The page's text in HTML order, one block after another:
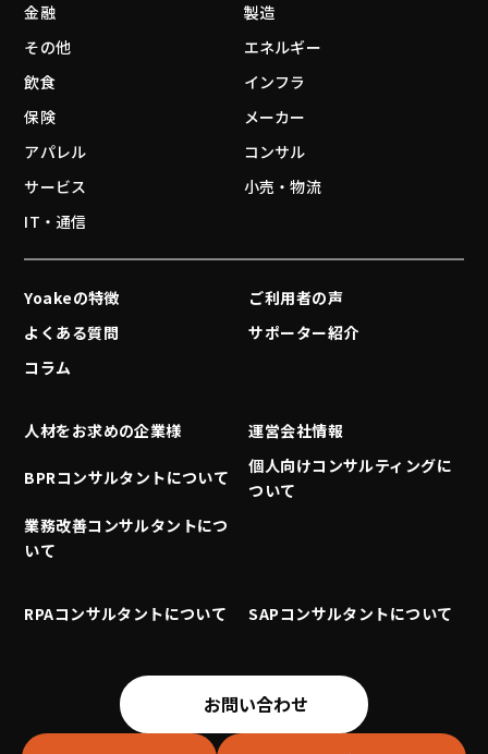
金融
製造
その他
エネルギー
飲食
インフラ
保険
メーカー
アパレル
コンサル
サービス
小売・物流
IT・通信
Yoakeの特徴
ご利用者の声
よくある質問
サポーター紹介
コラム
人材をお求めの企業様 運営会社情報
BPRコンサルタントについて
個人向けコンサルティングに
ついて
業務改善コンサルタントにつ
いて
RPAコンサルタントについて SAPコンサルタントについて
お問い合わせ